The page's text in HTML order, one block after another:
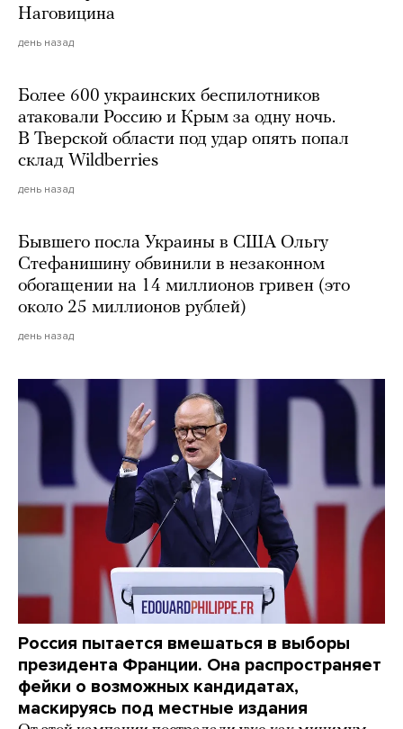
Наговицина
день назад
Более 600 украинских беспилотников
атаковали Россию и Крым за одну ночь.
В Тверской области под удар опять попал
склад Wildberries
день назад
Бывшего посла Украины в США Ольгу
Стефанишину обвинили в незаконном
обогащении на 14 миллионов гривен (это
около 25 миллионов рублей)
день назад
Россия пытается вмешаться в выборы
президента Франции. Она распространяет
фейки о возможных кандидатах,
маскируясь под местные издания